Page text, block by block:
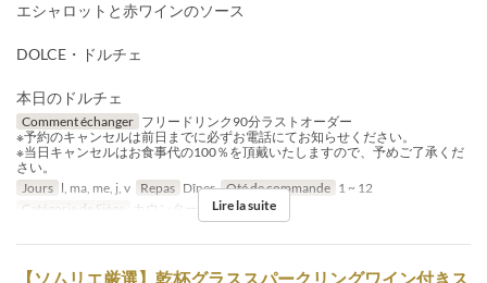
エシャロットと赤ワインのソース
DOLCE・ドルチェ
本日のドルチェ
Comment échanger フリードリンク90分ラストオーダー
※予約のキャンセルは前日までに必ずお電話にてお知らせください。
※当日キャンセルはお食事代の100％を頂戴いたしますので、予めご了承くだ
さい。
Jours l, ma, me, j, v Repas Dîner Qté de commande 1 ~ 12
Catégorie de Siège
カウンター, 個室Lire la suite
【ソムリエ厳選】乾杯グラススパークリングワイン付きス